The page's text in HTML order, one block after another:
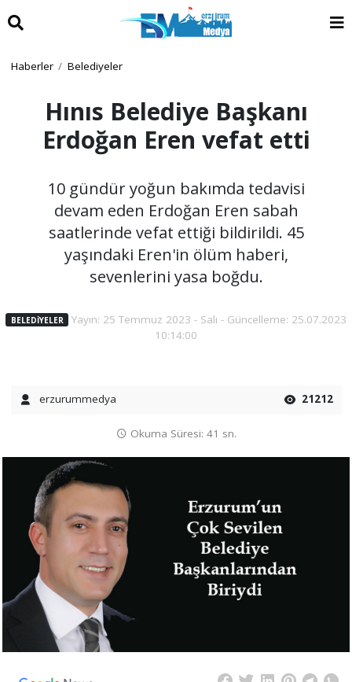
Haberler Belediyeler
Hınıs Belediye Başkanı
Erdoğan Eren vefat etti
10 gündür yoğun bakımda tedavisi
devam eden Erdoğan Eren sabah
saatlerinde vefat ettiği bildirildi. 45
yaşındaki Eren'in ölüm haberi,
sevenlerini yasa boğdu.
BELEDIYELER
Yayın: 25 Temmuz 2023 - Salı - Güncelleme: 25.07.2023
10:14:00
erzurummedya 21212
Okuma Süresi: 41 sn.